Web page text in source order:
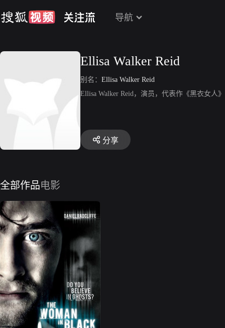
导航
Ellisa Walker Reid
别名： Ellisa Walker Reid
Ellisa Walker Reid，演员，代表作《黑衣女人
分享
全部作品电影